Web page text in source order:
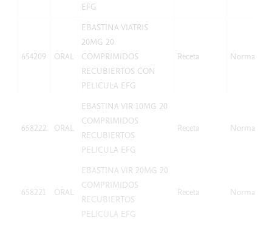
EFG
654209 ORAL
EBASTINA VIATRIS
20MG 20
COMPRIMIDOS
RECUBIERTOS CON
PELICULA EFG
Receta Normal
658222 ORAL
EBASTINA VIR 10MG 20
COMPRIMIDOS
RECUBIERTOS
PELICULA EFG
Receta Normal
658221 ORAL
EBASTINA VIR 20MG 20
COMPRIMIDOS
RECUBIERTOS
PELICULA EFG
Receta Normal